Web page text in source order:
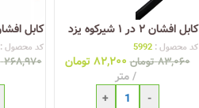
کابل افشان ۲ در ۱ شیرکوه یزد
کد محصول : 5992
۸۳,۰۶۰ تومان ۸۲,۲۰۰ تومان
متر
-
+
کابل افشان ۲ در ۴
کد محصول
۲۶۸,۹۷۰